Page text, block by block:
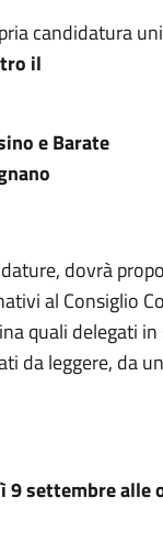
candidatura
il
e Barate
dovrà
al Consiglio
quali delegati
da leggere, da
9 settembre alle